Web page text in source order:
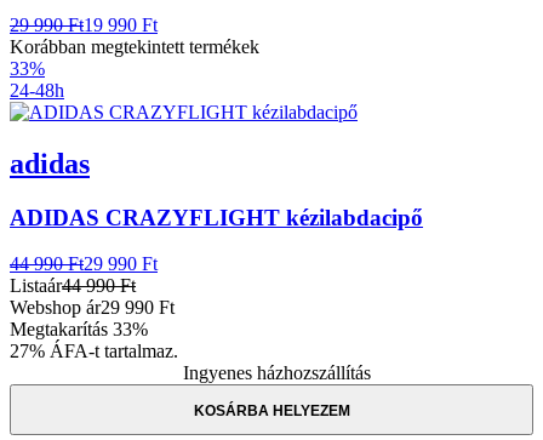
29 990 Ft19 990 Ft
Korábban megtekintett termékek
33%
24-48h
adidas
ADIDAS CRAZYFLIGHT kézilabdacipő
44 990 Ft29 990 Ft
Listaár44 990 Ft
Webshop ár29 990 Ft
Megtakarítás 33%
27% ÁFA-t tartalmaz.
Ingyenes házhozszállítás
KOSÁRBA HELYEZEM